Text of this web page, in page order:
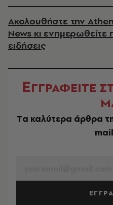
Ακολουθήστε την
News κι ενημερωθείτε
ειδήσεις
ΕΓΓΡΑΦΕΙΤΕ
Tα καλύτερα άρθρα